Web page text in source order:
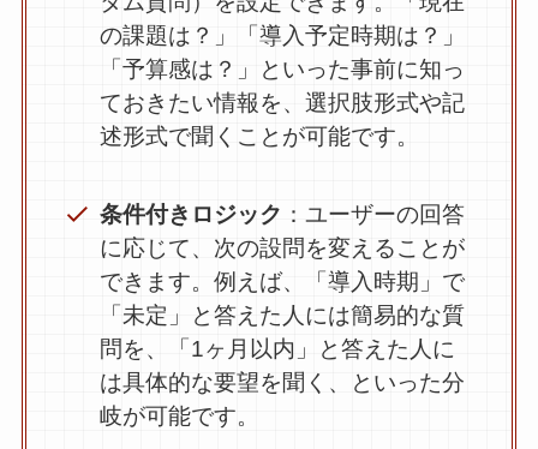
の課題は？」「導入予定時期は？」
「予算感は？」といった事前に知っ
ておきたい情報を、選択肢形式や記
述形式で聞くことが可能です。
条件付きロジック ：ユーザーの回答
に応じて、次の設問を変えることが
できます。例えば、「導入時期」で
「未定」と答えた人には簡易的な質
問を、「1ヶ月以内」と答えた人に
は具体的な要望を聞く、といった分
岐が可能です。